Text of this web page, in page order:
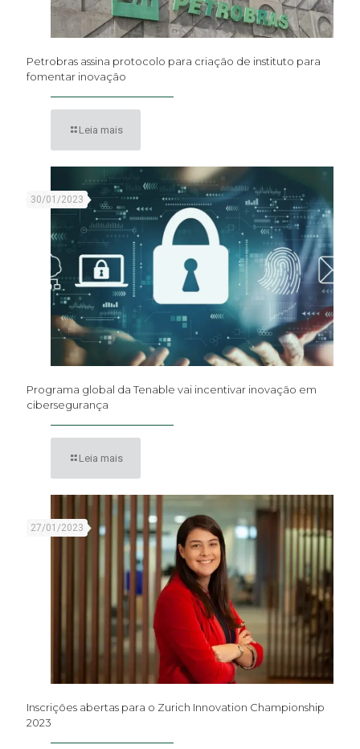
Petrobras assina protocolo para criação de instituto para
fomentar inovação
Leia mais
30/01/2023
Programa global da Tenable vai incentivar inovação em
cibersegurança
Leia mais
27/01/2023
Inscrições abertas para o Zurich Innovation Championship
2023